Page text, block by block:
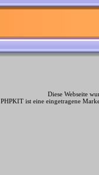
Diese Webseite
PHPKIT ist eine eingetragene